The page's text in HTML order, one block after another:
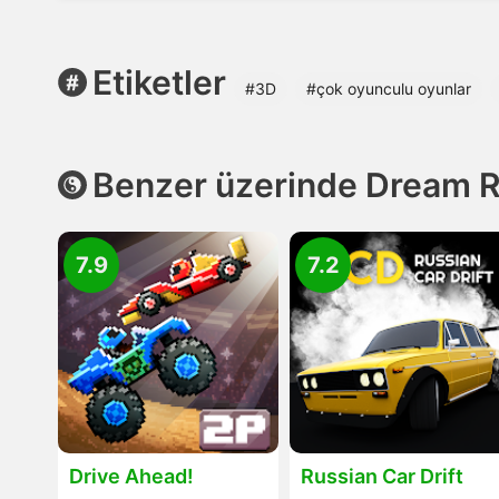
Etiketler #3D #çok oyunculu oyunlar
Benzer üzerinde Dream
Drive Ahead!
7.9
Russian Car Drift
7.2